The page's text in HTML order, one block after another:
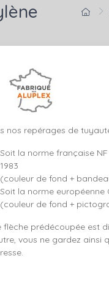
nos repérages de
Soit la norme française
1983
(couleur de fond +
Soit la norme européenne
(couleur de fond +
flèche prédécoupée est
vous ne gardez ainsi